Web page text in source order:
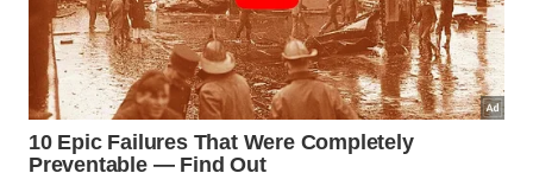
São Miguel do Gostoso é um destino que reúne
belezas naturais, boa gastronomia e muita
tranquilidade. Planeje sua viagem com essas dicas e
aproveite ao máximo!